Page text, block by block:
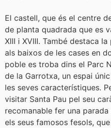
El castell, que és el centre
de planta quadrada que es
XIII i XVIII. També destaca
als baixos de les cases en
poble es troba dins el Parc
de la Garrotxa, un espai
les seves característiques.
visitar Santa Pau pel seu
recomanable fer una
els seus famosos fesols,